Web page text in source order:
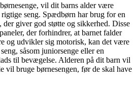
til den ‘bedste’ børneseng?
Opbevaring, udtrækssenge, og
butikker: Fordele og ulemper
Overvejelser og hvor man kan
vil dit barns alder være
seng. Spædbørn har brug for en
der giver god støtte og sikkerhed. Disse
der forhindrer, at barnet falder
og udvikler sig motorisk, kan det være
såsom juniorsenge eller en
til bevægelse. Alderen på dit barn vil
vil bruge børnesengen, før de skal have